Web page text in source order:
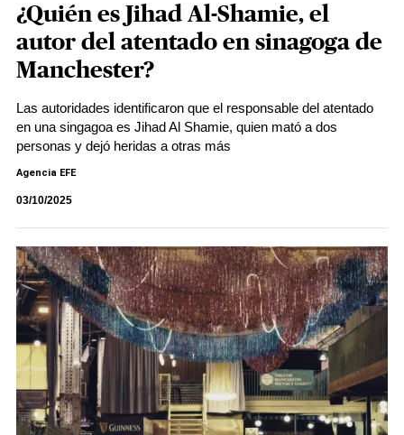
¿Quién es Jihad Al-Shamie, el
autor del atentado en sinagoga de
Manchester?
Las autoridades identificaron que el responsable del atentado
en una singagoa es Jihad Al Shamie, quien mató a dos
personas y dejó heridas a otras más
Agencia EFE
03/10/2025